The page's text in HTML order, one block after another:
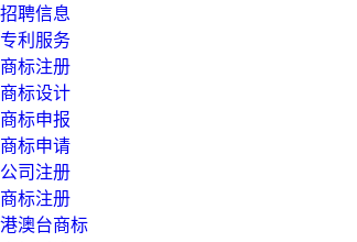
招聘信息
专利服务
商标注册
商标设计
商标申报
商标申请
公司注册
商标注册
港澳台商标